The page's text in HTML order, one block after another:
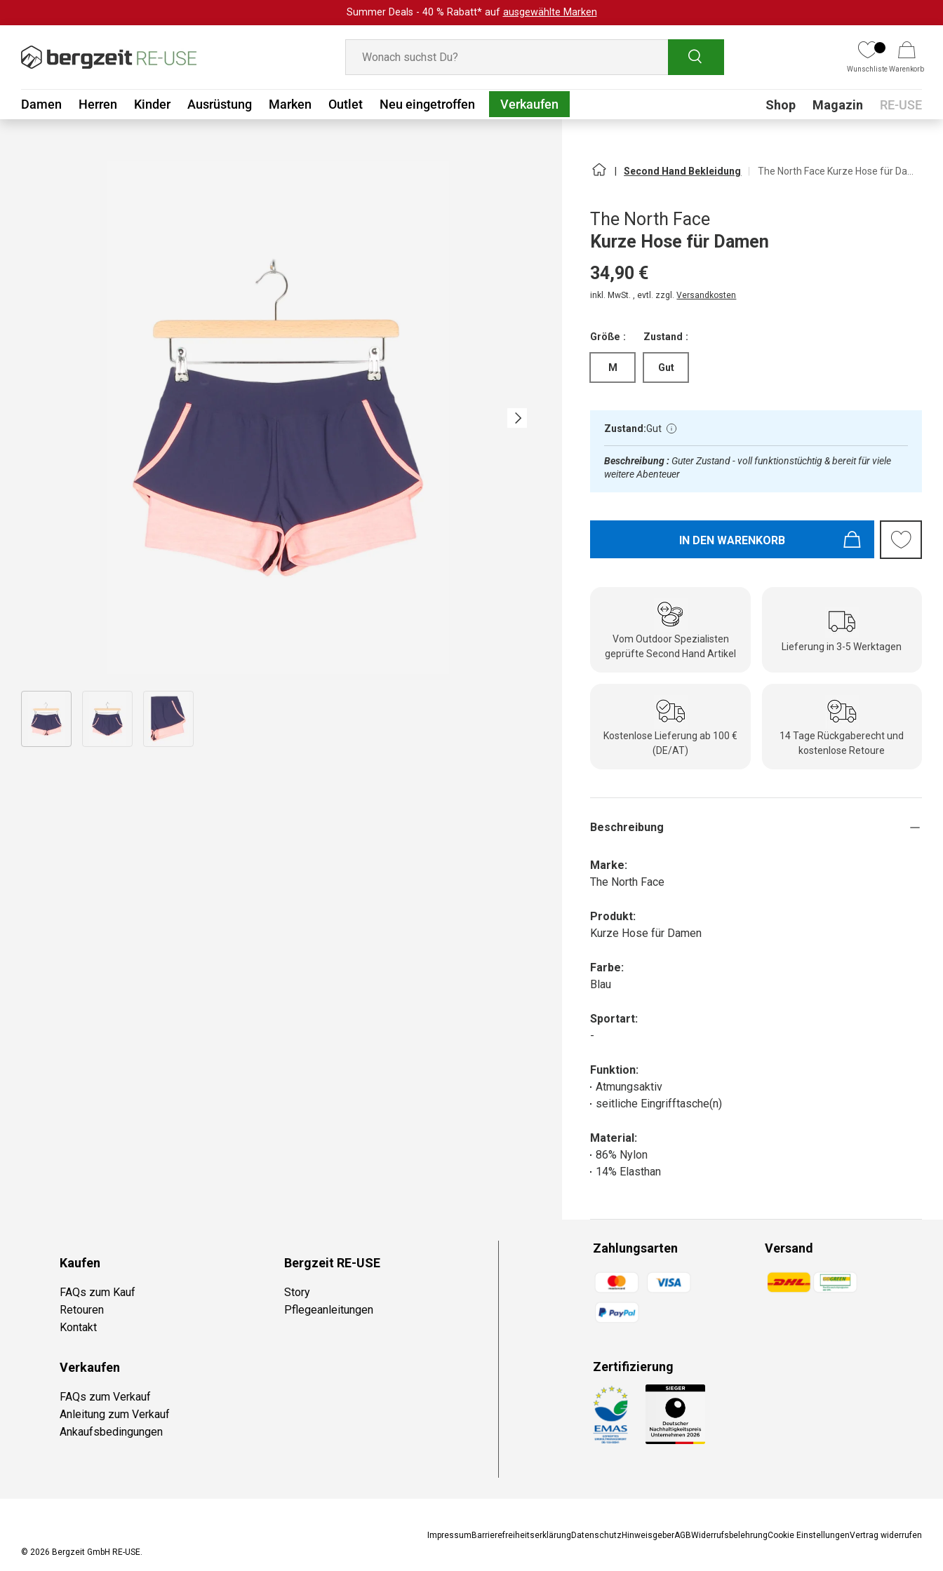
Summer Deals - 40 % Rabatt* auf ausgewählte Marken
Suchen
WunschlisteWarenkorb
Damen Herren Kinder Ausrüstung Marken Outlet Neu eingetroffen Verkaufen Submenu
Shop Magazin RE-USE
Nächste
Bild 1 in Galerieansicht laden
Second Hand Bekleidung
The North Face
Kurze Hose für Damen
34,90 €
inkl. MwSt. , evtl. zzgl.Versandkosten
Größe :
M
Zustand :
Gut
Zustand:Gut
Beschreibung : Guter Zustand - voll funktionstüchtig & bereit für viele
weitere Abenteuer
IN DEN WARENKORB
Vom Outdoor Spezialisten
geprüfte Second Hand Artikel
Lieferung in 3-5 Werktagen
Kostenlose Lieferung ab 100 €
(DE/AT)
14 Tage Rückgaberecht und
kostenlose Retoure
Beschreibung
Marke:
The North Face
Produkt:
Kurze Hose für Damen
Farbe:
Blau
Sportart:
-
Funktion:
Atmungsaktiv
seitliche Eingrifftasche(n)
Material:
86% Nylon
14% Elasthan
Kaufen
FAQs zum Kauf
Retouren
Kontakt
Bergzeit RE-USE
Story
Pflegeanleitungen
Verkaufen
FAQs zum Verkauf
Anleitung zum Verkauf
Ankaufsbedingungen
Zahlungsarten
Zahlungsmethoden
Versand
Zahlungsmethoden
Zertifizierung
Zahlungsmethoden
Impressum Barrierefreiheitserklärung DatenschutzHinweisgeberAGBWiderrufsbelehrungCookie EinstellungenVertrag widerrufen
© 2026 Bergzeit GmbH RE-USE.